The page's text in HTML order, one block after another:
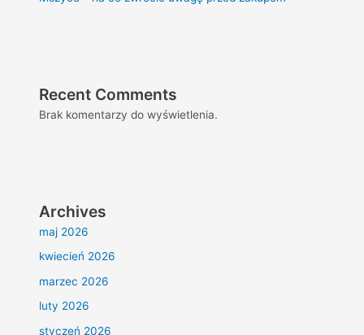
Recent Comments
Brak komentarzy do wyświetlenia.
Archives
maj 2026
kwiecień 2026
marzec 2026
luty 2026
styczeń 2026